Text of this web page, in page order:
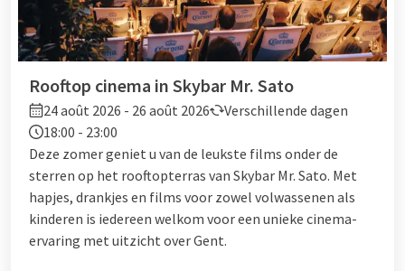
Rooftop cinema in Skybar Mr. Sato
24 août 2026 - 26 août 2026
Verschillende dagen
18:00 - 23:00
Deze zomer geniet u van de leukste films onder de
sterren op het rooftopterras van Skybar Mr. Sato. Met
hapjes, drankjes en films voor zowel volwassenen als
kinderen is iedereen welkom voor een unieke cinema-
ervaring met uitzicht over Gent.